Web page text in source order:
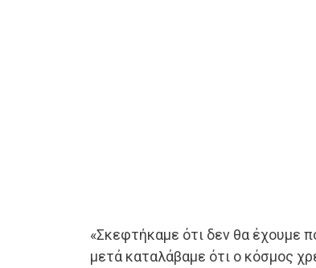
«Σκεφτήκαμε ότι δεν θα έχουμε
μετά καταλάβαμε ότι ο κόσμος